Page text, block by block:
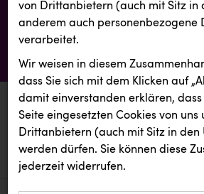
aktuelle aussendungen
aktuelle aussendungen
von Drittanbietern (auch mit Sitz in
anderem auch personenbezogene
verarbeitet.
Wir weisen in diesem
dass Sie sich mit dem Klicken auf
damit ein­ver­standen erklären,
Seite eingesetzten Cookies von uns
Drittanbietern (auch mit Sitz in den
werden dürfen. Sie können diese
jederzeit widerrufen.